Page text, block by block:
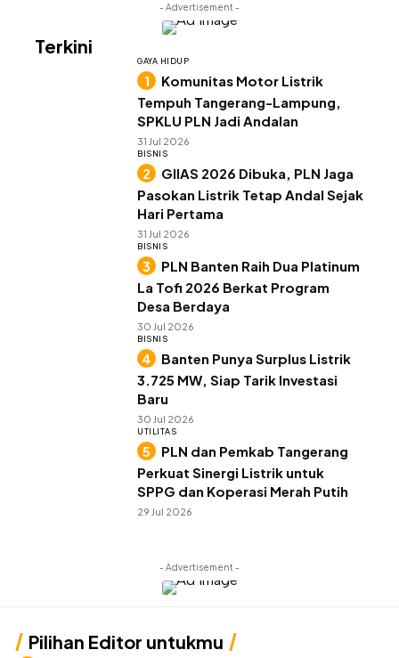
- Advertisement -
Terkini
GAYA HIDUP
Komunitas Motor Listrik
Tempuh Tangerang-Lampung,
SPKLU PLN Jadi Andalan
31 Jul 2026
BISNIS
GIIAS 2026 Dibuka, PLN Jaga
Pasokan Listrik Tetap Andal Sejak
Hari Pertama
31 Jul 2026
BISNIS
PLN Banten Raih Dua Platinum
La Tofi 2026 Berkat Program
Desa Berdaya
30 Jul 2026
BISNIS
Banten Punya Surplus Listrik
3.725 MW, Siap Tarik Investasi
Baru
30 Jul 2026
UTILITAS
PLN dan Pemkab Tangerang
Perkuat Sinergi Listrik untuk
SPPG dan Koperasi Merah Putih
29 Jul 2026
- Advertisement -
Pilihan Editor untukmu